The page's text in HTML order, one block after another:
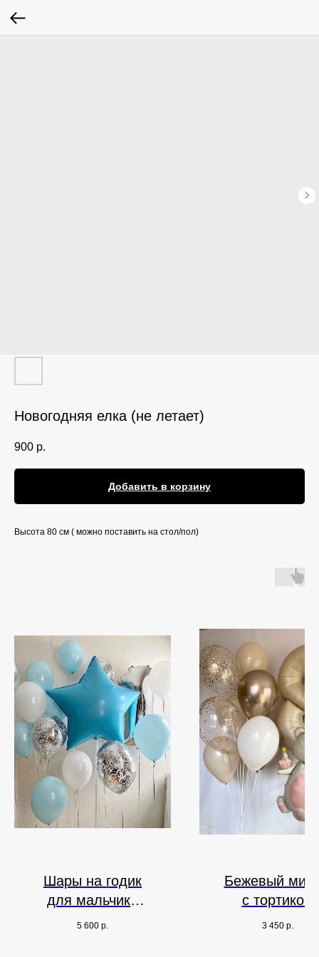
Новогодняя елка (не летает)
900 р.
Добавить в корзину
Высота 80 см ( можно поставить на стол/пол)
Шары на годик
для мальчика
звезда и цифра
5 600 р.
Бежевый
с тортиком
3 450 р.